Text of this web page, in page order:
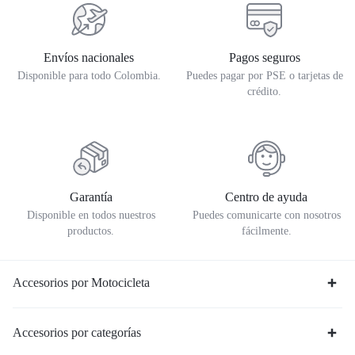
Envíos nacionales
Disponible para todo Colombia.
Pagos seguros
Puedes pagar por PSE o tarjetas de
crédito.
Garantía
Disponible en todos nuestros
productos.
Centro de ayuda
Puedes comunicarte con nosotros
fácilmente.
Accesorios por Motocicleta
Accesorios por categorías